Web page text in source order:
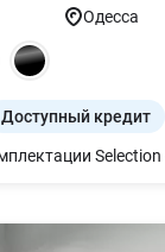
Одесса
Доступный кредит